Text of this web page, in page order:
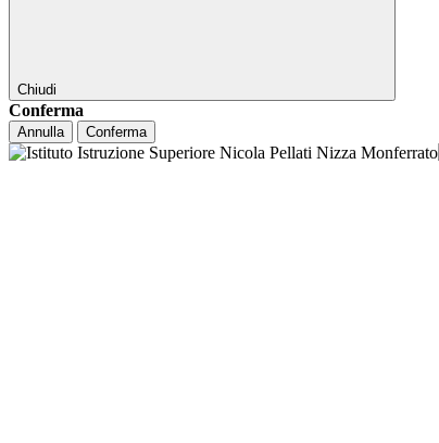
Chiudi
Conferma
Annulla Conferma